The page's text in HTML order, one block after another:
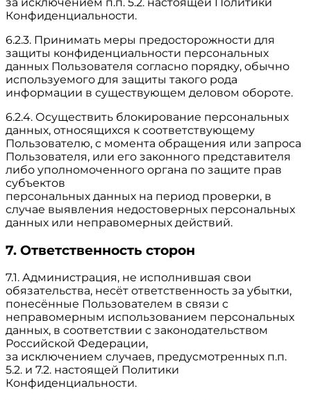
Конфиденциальности.
6.2.3. Принимать меры предосторожности для
защиты конфиденциальности персональных
данных Пользователя согласно порядку, обычно
используемого для защиты такого рода
информации в существующем деловом обороте.
6.2.4. Осуществить блокирование персональных
данных, относящихся к соответствующему
Пользователю, с момента обращения или запроса
Пользователя, или его законного представителя
либо уполномоченного органа по защите прав
субъектов
персональных данных на период проверки, в
случае выявления недостоверных персональных
данных или неправомерных действий.
7. Ответственность сторон
7.1. Администрация, не исполнившая свои
обязательства, несёт ответственность за убытки,
понесённые Пользователем в связи с
неправомерным использованием персональных
данных, в соответствии с законодательством
Российской Федерации,
за исключением случаев, предусмотренных п.п.
5.2. и 7.2. настоящей Политики
Конфиденциальности.